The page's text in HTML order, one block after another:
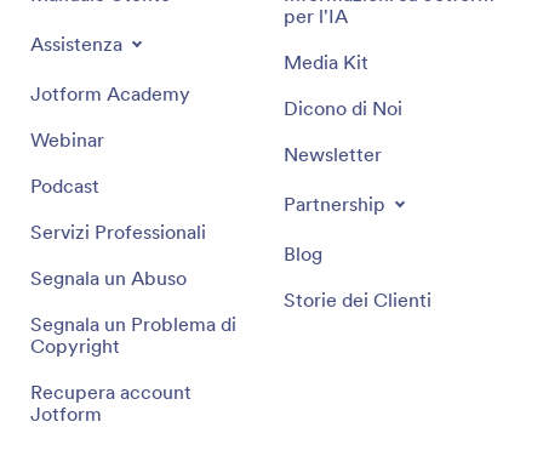
Assistenza
Jotform Academy
Webinar
Podcast
Servizi Professionali
Segnala un Abuso
Segnala un Problema di
Copyright
Recupera account
Jotform
per l'IA
Media Kit
Dicono di Noi
Newsletter
Partnership
Blog
Storie dei Clienti